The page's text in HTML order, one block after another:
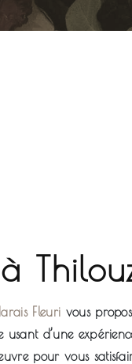
à
Fleuri vous
usant d’une
pour vous